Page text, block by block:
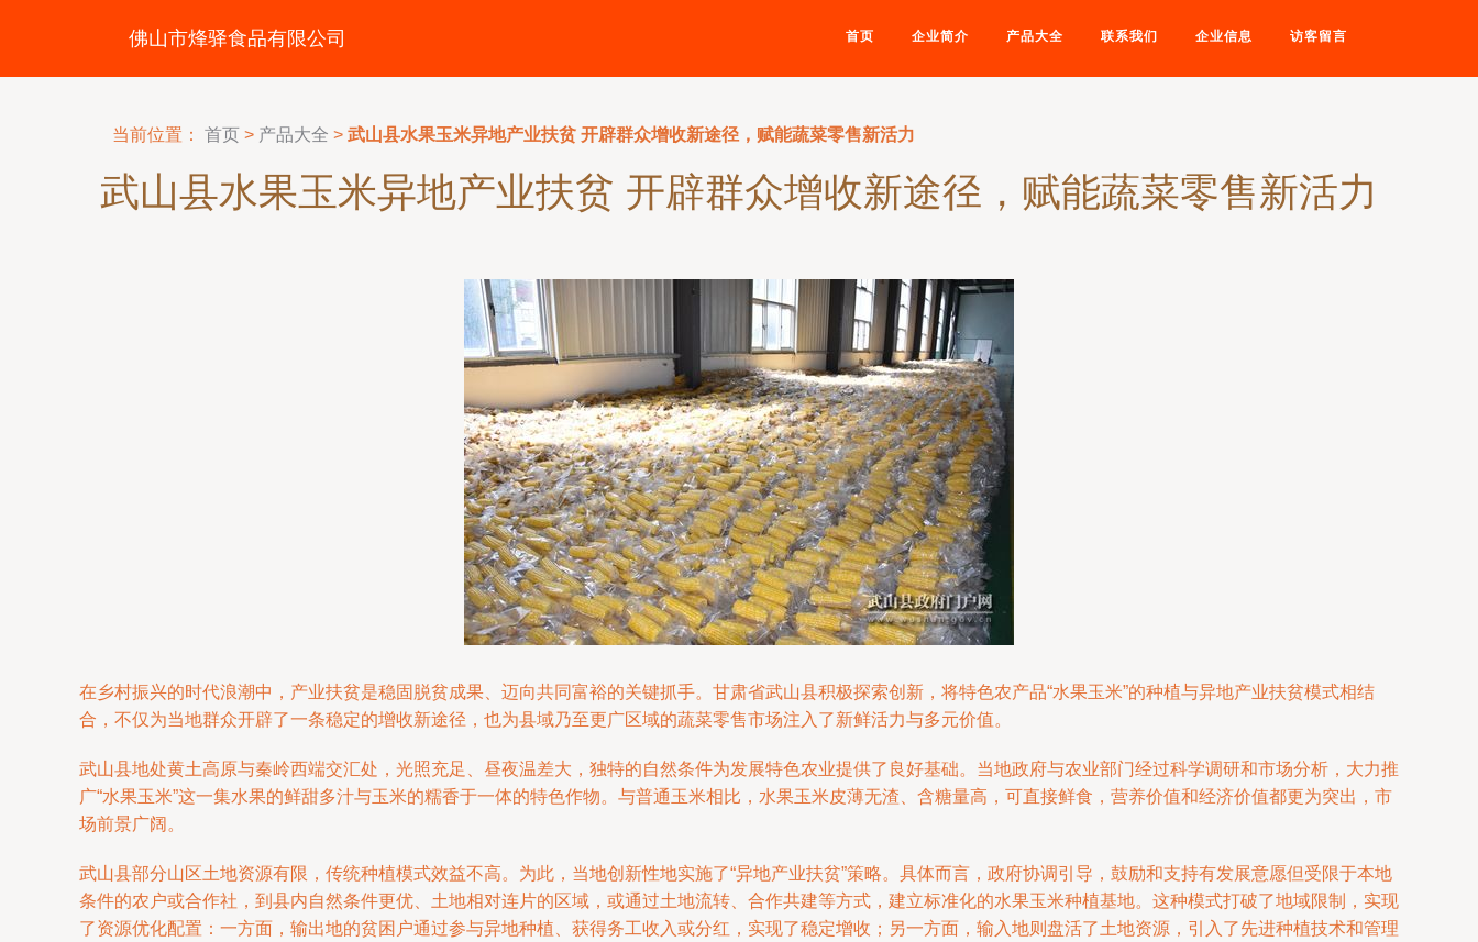
佛山市烽驿食品有限公司 首页 企业简介 产品大全 联系我们 企业信息 访客留言
当前位置： 首页 > 产品大全 > 武山县水果玉米异地产业扶贫 开辟群众增收新途径，赋能蔬菜零售新活力
武山县水果玉米异地产业扶贫 开辟群众增收新途径，赋能蔬菜零售新活力
在乡村振兴的时代浪潮中，产业扶贫是稳固脱贫成果、迈向共同富裕的关键抓手。甘肃省武山县积极探索创新，将特色农产品“水果玉米”的种植与异地产业扶贫模式相结
合，不仅为当地群众开辟了一条稳定的增收新途径，也为县域乃至更广区域的蔬菜零售市场注入了新鲜活力与多元价值。
武山县地处黄土高原与秦岭西端交汇处，光照充足、昼夜温差大，独特的自然条件为发展特色农业提供了良好基础。当地政府与农业部门经过科学调研和市场分析，大力推
广“水果玉米”这一集水果的鲜甜多汁与玉米的糯香于一体的特色作物。与普通玉米相比，水果玉米皮薄无渣、含糖量高，可直接鲜食，营养价值和经济价值都更为突出，市
场前景广阔。
武山县部分山区土地资源有限，传统种植模式效益不高。为此，当地创新性地实施了“异地产业扶贫”策略。具体而言，政府协调引导，鼓励和支持有发展意愿但受限于本地
条件的农户或合作社，到县内自然条件更优、土地相对连片的区域，或通过土地流转、合作共建等方式，建立标准化的水果玉米种植基地。这种模式打破了地域限制，实现
了资源优化配置：一方面，输出地的贫困户通过参与异地种植、获得务工收入或分红，实现了稳定增收；另一方面，输入地则盘活了土地资源，引入了先进种植技术和管理